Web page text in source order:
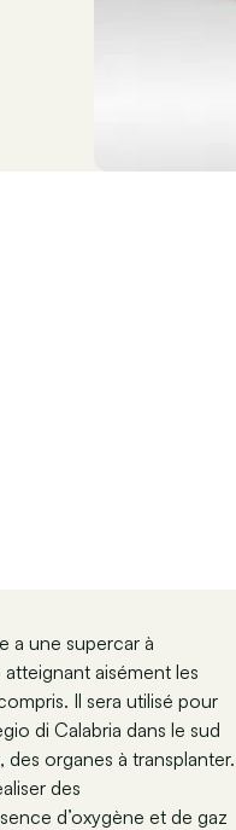
a une supercar à
aisément les
Il sera utilisé pour
di Calabria dans le sud
des organes à transplanter.
des
d’oxygène et de gaz